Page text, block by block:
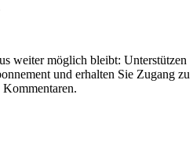
weiter möglich bleibt: Unterstützen
und erhalten Sie Zugang zu